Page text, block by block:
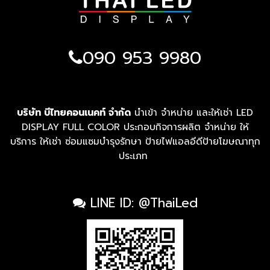
090 953 9980
บริษัท บีไทยคอนเนคท์ จำกัด นำเข้า จำหน่าย และให้เช่า LED
DISPLAY FULL COLOR ประกอบกิจการผลิต จำหน่าย ให้
บริการ ให้เช่า ซ่อมแซมบำรุงรักษา ป้ายไฟแอลอีดีป้ายโฆษณาทุก
ประเภท
LINE ID: @ThaiLed